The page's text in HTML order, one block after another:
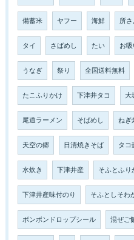
備蓄米 ヤフー 海鮮 所さ
タイ さばめし たい お
うなぎ 祭り 全国送料無料
たこふりかけ 下津井タコ 大
尾道ラーメン そばめし ねぎ
天空の郷 日清焼きそば タコ
水炊き 下津井産 そふとふり
下津井産味付のり そふとしそわ
ボンボンドロップシール 混ぜご